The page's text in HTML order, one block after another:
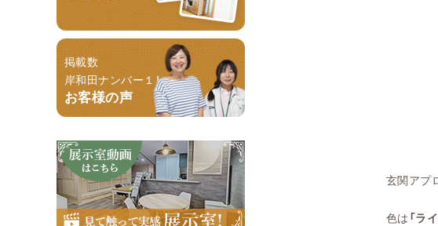
掲載数
岸和田ナンバー１！
お客様の声
玄関アプ
色は 「ラ